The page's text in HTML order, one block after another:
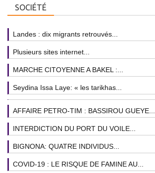
SOCIÉTÉ
Landes : dix migrants retrouvés...
Plusieurs sites internet...
MARCHE CITOYENNE A BAKEL :...
Seydina Issa Laye: « les tarikhas...
AFFAIRE PETRO-TIM : BASSIROU GUEYE...
INTERDICTION DU PORT DU VOILE...
BIGNONA: QUATRE INDIVIDUS...
COVID-19 : LE RISQUE DE FAMINE AU...